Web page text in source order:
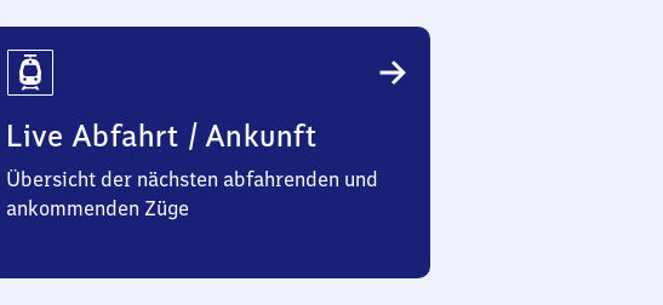
Live Abfahrt / Ankunft
Übersicht der nächsten abfahrenden und
ankommenden Züge